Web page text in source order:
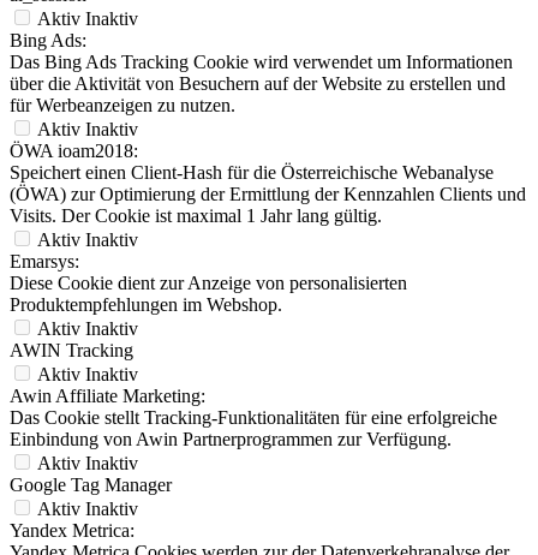
Aktiv Inaktiv
Bing Ads:
Das Bing Ads Tracking Cookie wird verwendet um Informationen
über die Aktivität von Besuchern auf der Website zu erstellen und
für Werbeanzeigen zu nutzen.
Aktiv Inaktiv
ÖWA ioam2018:
Speichert einen Client-Hash für die Österreichische Webanalyse
(ÖWA) zur Optimierung der Ermittlung der Kennzahlen Clients und
Visits. Der Cookie ist maximal 1 Jahr lang gültig.
Aktiv Inaktiv
Emarsys:
Diese Cookie dient zur Anzeige von personalisierten
Produktempfehlungen im Webshop.
Aktiv Inaktiv
AWIN Tracking
Aktiv Inaktiv
Awin Affiliate Marketing:
Das Cookie stellt Tracking-Funktionalitäten für eine erfolgreiche
Einbindung von Awin Partnerprogrammen zur Verfügung.
Aktiv Inaktiv
Google Tag Manager
Aktiv Inaktiv
Yandex Metrica: